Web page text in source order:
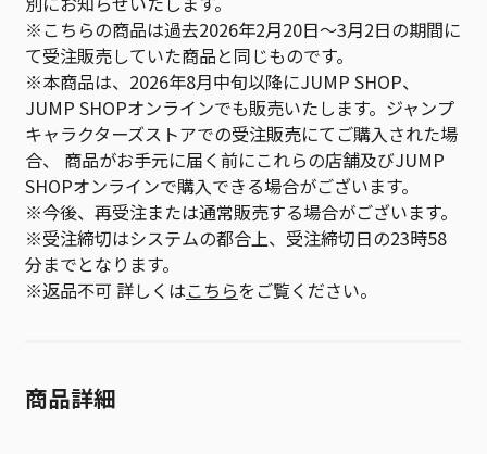
※こちらの商品は過去2026年2月20日～3月2日の期間に
て受注販売していた商品と同じものです。
※本商品は、2026年8月中旬以降にJUMP SHOP、
JUMP SHOPオンラインでも販売いたします。ジャンプ
キャラクターズストアでの受注販売にてご購入された場
合、 商品がお手元に届く前にこれらの店舗及びJUMP
SHOPオンラインで購入できる場合がございます。
※今後、再受注または通常販売する場合がございます。
※受注締切はシステムの都合上、受注締切日の23時58
分までとなります。
※返品不可 詳しくはこちらをご覧ください。
商品詳細